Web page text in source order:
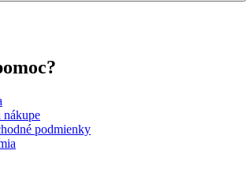
nákupe
podmienky